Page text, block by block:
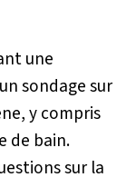
une
sondage sur
y compris
de bain.
sur la